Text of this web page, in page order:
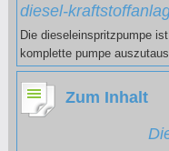
diesel-
Die dieseleinspritzpumpe
komplette pumpe
Zum Inhalt